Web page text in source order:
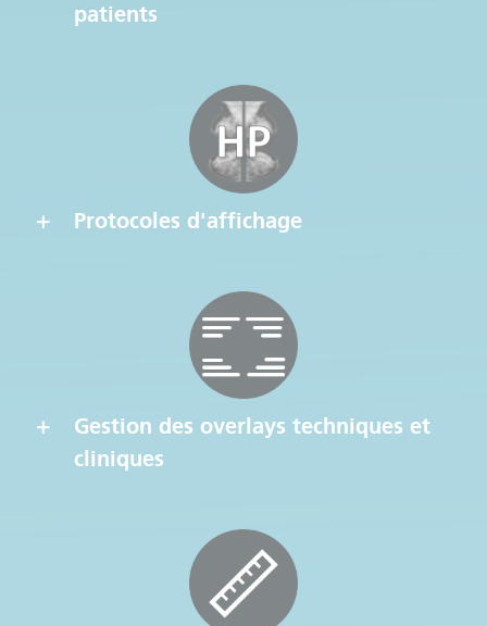
patients
Protocoles d'affichage
Gestion des overlays techniques et
cliniques